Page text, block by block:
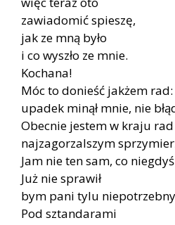
zawiadomić spieszę,
jak ze mną było
i co wyszło ze mnie.
Kochana!
Móc to donieść jakżem rad:
upadek minął mnie, nie
Obecnie jestem w kraju rad
najzagorzalszym
Jam nie ten sam, co
Już nie sprawił
bym pani tylu
Pod sztandarami